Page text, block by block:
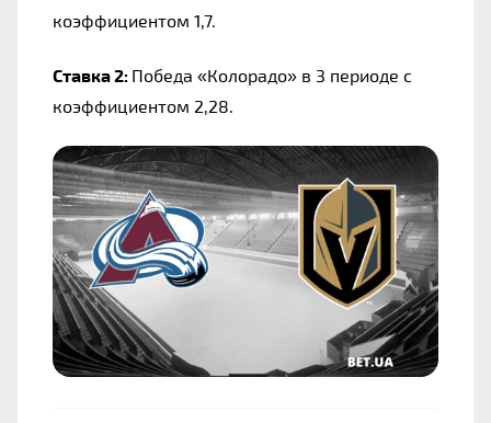
коэффициентом 1,7.
Ставка 2: Победа «Колорадо» в 3 периоде с
коэффициентом 2,28.